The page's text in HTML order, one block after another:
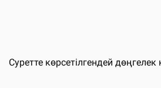
Суретте көрсетілгендей